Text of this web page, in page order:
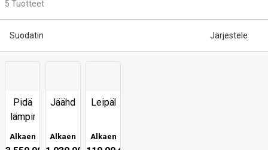
5 Tuotteet
Suodatin Järjestele
Pidä
lämpimänä
Alkaen
Jäähdytys
Alkaen
Leipähyllyt
Alkaen